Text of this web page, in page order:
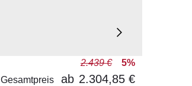
2.439 €
5%
Gesamtpreis
ab 2.304,85 €